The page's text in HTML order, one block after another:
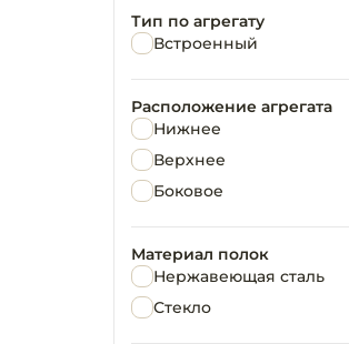
Тип по агрегату
Встроенный
Расположение агрегата
Нижнее
Верхнее
Боковое
Материал полок
Нержавеющая сталь
Стекло